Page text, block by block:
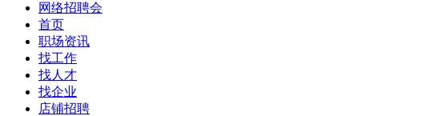
网络招聘会
首页
职场资讯
找工作
找人才
找企业
店铺招聘